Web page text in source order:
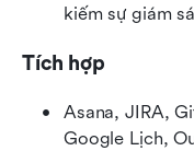
kiếm sự giám
Tích hợp
Asana, JIRA,
Google Lịch,